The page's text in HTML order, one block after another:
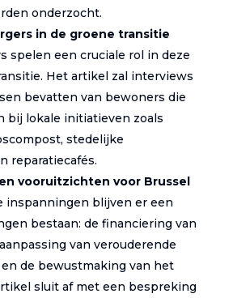
onderzocht.
in de groene transitie
spelen een cruciale rol in deze
Het artikel zal interviews
bevatten van bewoners die
bij lokale initiatieven zoals
stedelijke
reparatiecafés.
vooruitzichten voor Brussel
inspanningen blijven er een
bestaan: de financiering van
van verouderende
de bewustmaking van het
sluit af met een bespreking